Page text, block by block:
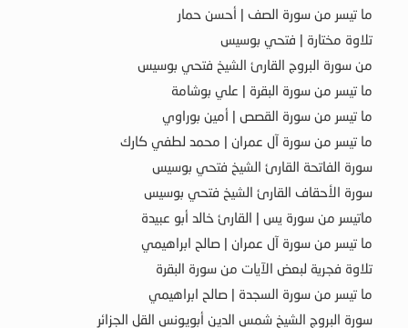
ما تيسر من سورة الصف | أحسن حمار
تلاوة مختارة | فتحي بوسيس
من سورة البروج القارئ الشيخ فتحي بوسيس
ما تيسر من سورة البقرة | علي بوشامة
ما تيسر من سورة القصص | أمين بوراوي
ما تيسر من سورة آل عمران | محمد لطفي كارك
سورة الفاتحة القارئ الشيخ فتحي بوسيس
سورة الأحقاف القارئ الشيخ فتحي بوسيس
ماتيسر من سورة يس | القارئ خالد أبو عبيدة
ما تيسر من سورة آل عمران | صالح ابراهيمي
تلاوة فجرية لبعض الآيات من سورة البقرة
ما تيسر من سورة السجدة | صالح ابراهيمي
سورة البروج الشيخ شمس الدين أبويونس القل الجزائر